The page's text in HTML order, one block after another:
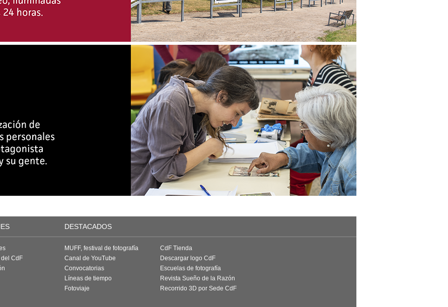
DESTACADOS
del CdF
MUFF, festival de fotografía
Canal de YouTube
Convocatorias
Líneas de tiempo
Fotoviaje
CdF Tienda
Descargar logo CdF
Escuelas de fotografía
Revista Sueño de la Razón
Recorrido 3D por Sede CdF